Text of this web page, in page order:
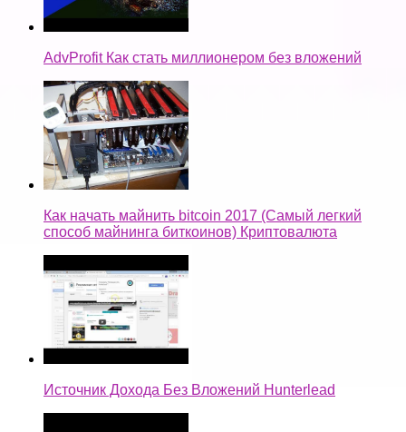
AdvProfit Как стать миллионером без вложений
Как начать майнить bitcoin 2017 (Самый легкий
способ майнинга биткоинов) Криптовалюта
Источник Дохода Без Вложений Hunterlead